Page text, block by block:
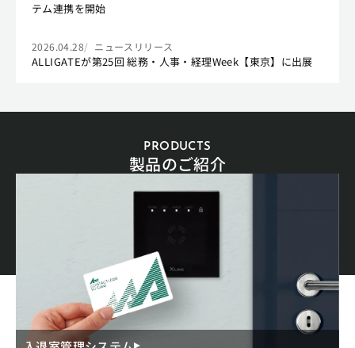
テム連携を開始
2026.04.28 ニュースリリース
ALLIGATEが第25回 総務・人事・経理Week【東京】に出展
PRODUCTS
製品のご紹介